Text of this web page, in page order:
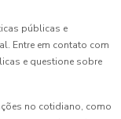
públicas e
Entre em contato com
e questione sobre
no cotidiano, como